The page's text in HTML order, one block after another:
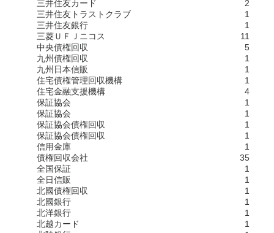
三井住友カード
2
三井住友トラストクラブ
1
三井住友銀行
1
三菱ＵＦＪニコス
11
中央債権回収
5
九州債権回収
1
九州日本信販
1
住宅債権管理回収機構
1
住宅金融支援機構
4
保証協会
1
保証協会
1
保証協会債権回収
1
保証協会債権回収
1
信用金庫
1
債権回収会社
35
全国保証
1
全日信販
1
北國債権回収
1
北國銀行
1
北洋銀行
1
北越カード
1